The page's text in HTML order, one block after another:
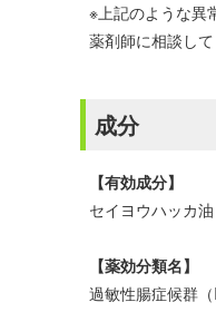
※上記のような異
薬剤師に相談して
成分
【有効成分】
セイヨウハッカ
【薬効分類名】
過敏性腸症候群